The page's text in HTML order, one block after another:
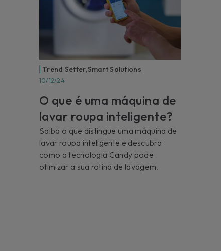
Trend Setter,Smart Solutions
10/12/24
O que é uma máquina de
lavar roupa inteligente?
Saiba o que distingue uma máquina de
lavar roupa inteligente e descubra
como a tecnologia Candy pode
otimizar a sua rotina de lavagem.